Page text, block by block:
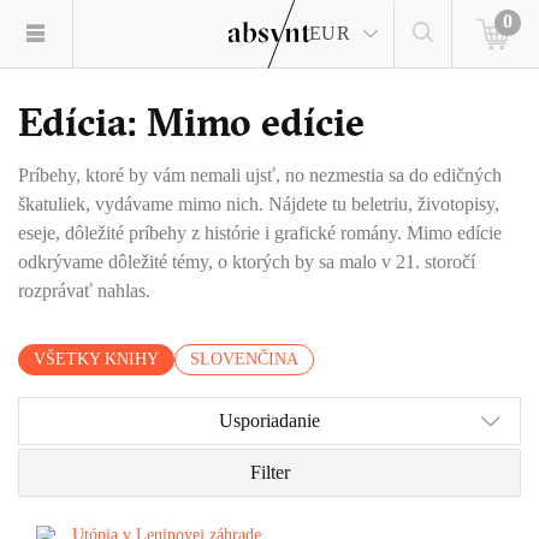
EUR
0
Edícia: Mimo edície
Príbehy, ktoré by vám nemali ujsť, no nezmestia sa do edičných
škatuliek, vydávame mimo nich. Nájdete tu beletriu, životopisy,
eseje, dôležité príbehy z histórie i grafické romány. Mimo edície
odkrývame dôležité témy, o ktorých by sa malo v 21. storočí
rozprávať nahlas.
VŠETKY KNIHY SLOVENČINA
Usporiadanie
Filter